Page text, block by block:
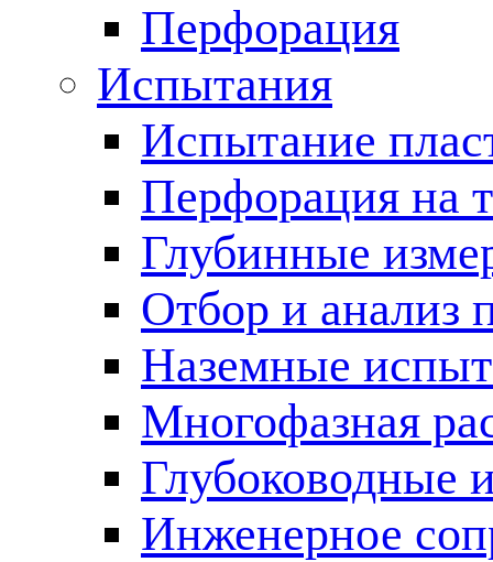
Перфорация
Испытания
Испытание
Перфорация на
Глубинные
Отбор и анализ
Наземные
Многофазная
Глубоководные
Инженерное